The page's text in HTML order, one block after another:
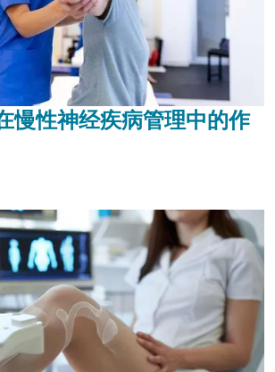
慢性神经疾病管理中的作